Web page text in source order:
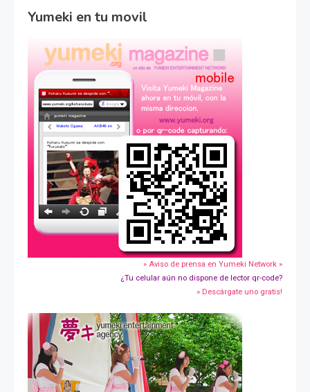
Yumeki en tu movil
» Aviso de prensa en Yumeki Network »
¿Tu celular aún no dispone de lector qr-code?
» Descárgate uno gratis!